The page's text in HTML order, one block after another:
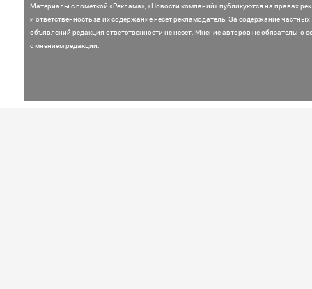
Материалы с пометкой «Реклама», «Новости компаний» публикуются на правах
и ответственность за их содержание несет рекламодатель. За содержание частных
объявлений редакция ответственности не несет. Мнениеавторов не обязательно
с мнением редакции.